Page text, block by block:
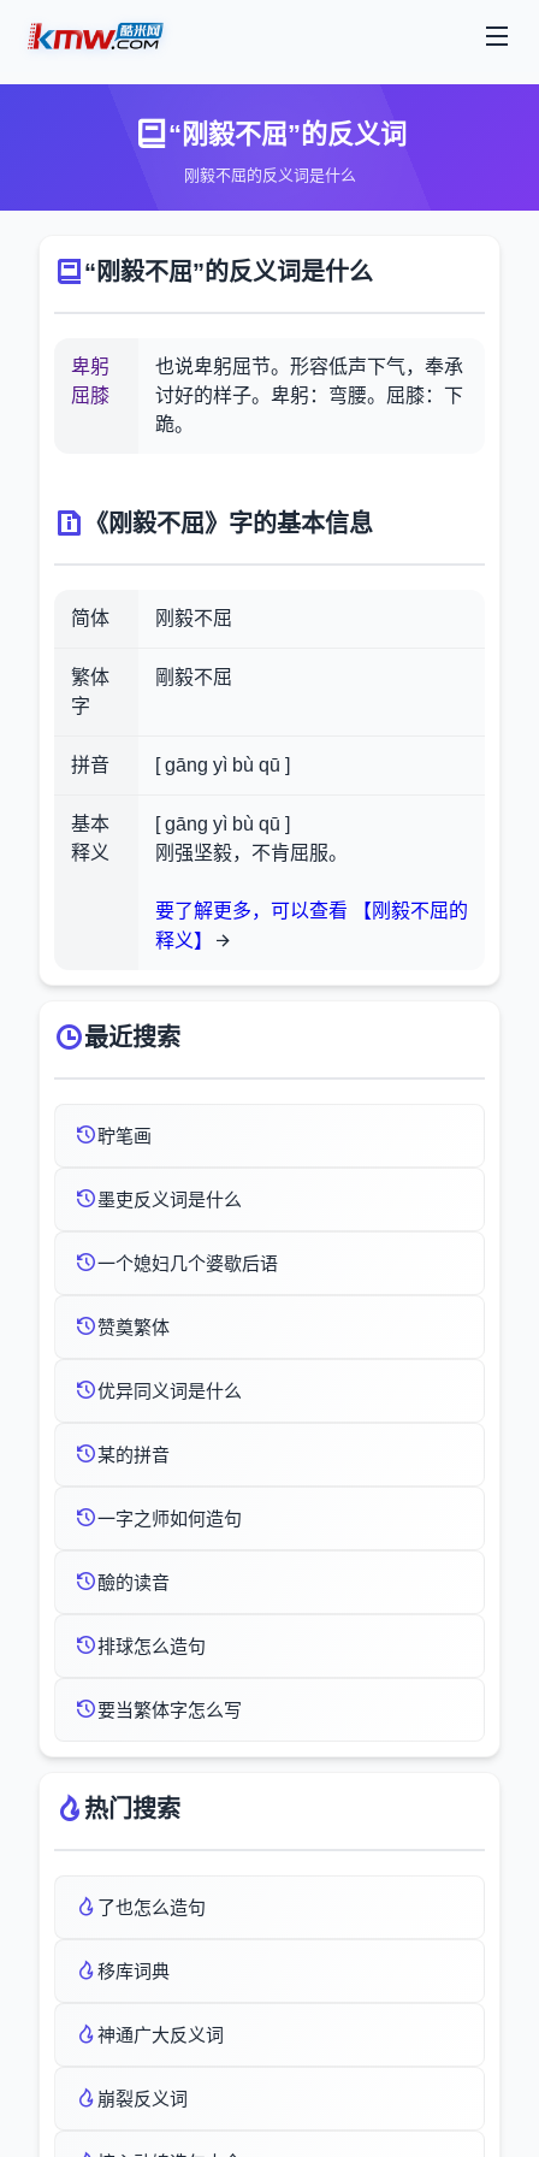
“刚毅不屈”的反义词
刚毅不屈的反义词是什么
“刚毅不屈”的反义词是什么
卑躬
屈膝
也说卑躬屈节。形容低声下气，奉承
讨好的样子。卑躬：弯腰。屈膝：下
跪。
《刚毅不屈》字的基本信息
简体 刚毅不屈
繁体
字
剛毅不屈
拼音 [ gāng yì bù qū ]
基本
释义
[ gāng yì bù qū ]
刚强坚毅，不肯屈服。
要了解更多，可以查看 【刚毅不屈的
释义】
最近搜索
聍笔画
墨吏反义词是什么
一个媳妇几个婆歇后语
赞奠繁体
优异同义词是什么
某的拼音
一字之师如何造句
醶的读音
排球怎么造句
要当繁体字怎么写
热门搜索
了也怎么造句
移库词典
神通广大反义词
崩裂反义词